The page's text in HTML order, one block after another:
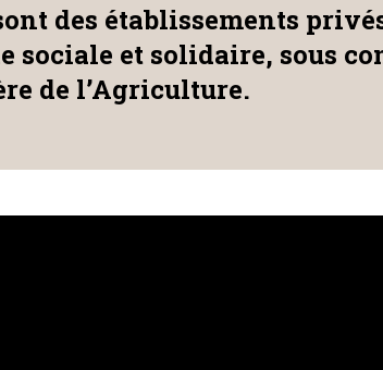
des établissements
sociale et solidaire, sous
de l’Agriculture.